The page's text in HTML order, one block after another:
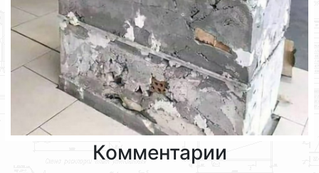
Комментарии